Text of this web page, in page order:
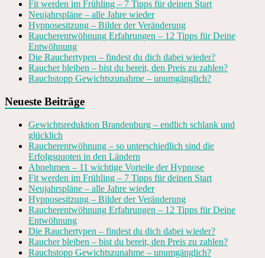
Fit werden im Frühling – 7 Tipps für deinen Start
Neujahrspläne – alle Jahre wieder
Hypnosesitzung – Bilder der Veränderung
Raucherentwöhnung Erfahrungen – 12 Tipps für Deine
Entwöhnung
Die Rauchertypen – findest du dich dabei wieder?
Raucher bleiben – bist du bereit, den Preis zu zahlen?
Rauchstopp Gewichtszunahme – unumgänglich?
Neueste Beiträge
Gewichtsreduktion Brandenburg – endlich schlank und
glücklich
Raucherentwöhnung – so unterschiedlich sind die
Erfolgsquoten in den Ländern
Abnehmen – 11 wichtige Vorteile der Hypnose
Fit werden im Frühling – 7 Tipps für deinen Start
Neujahrspläne – alle Jahre wieder
Hypnosesitzung – Bilder der Veränderung
Raucherentwöhnung Erfahrungen – 12 Tipps für Deine
Entwöhnung
Die Rauchertypen – findest du dich dabei wieder?
Raucher bleiben – bist du bereit, den Preis zu zahlen?
Rauchstopp Gewichtszunahme – unumgänglich?